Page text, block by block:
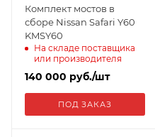
Комплект мостов в
сборе Nissan Safari Y60
KMSY60
На складе поставщика
или производителя
140 000 руб./шт
ПОД ЗАКАЗ